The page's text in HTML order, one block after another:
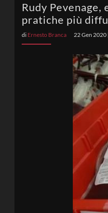
Rudy
pratiche più
di Ernesto Branca 22 Gen 2020